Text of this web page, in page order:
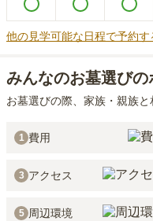
他の見学可能な日程で予約す
みんなのお墓選びの
お墓選びの際、家族・親族
1 費用
3 アクセス
5 周辺環境